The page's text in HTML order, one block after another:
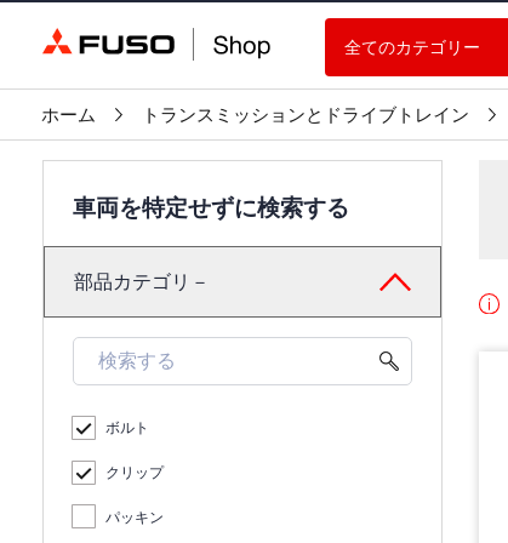
全てのカテゴリー
ホーム トランスミッションとドライブトレイン
車両を特定せずに検索する
部品カテゴリ－
ボルト
クリップ
パッキン